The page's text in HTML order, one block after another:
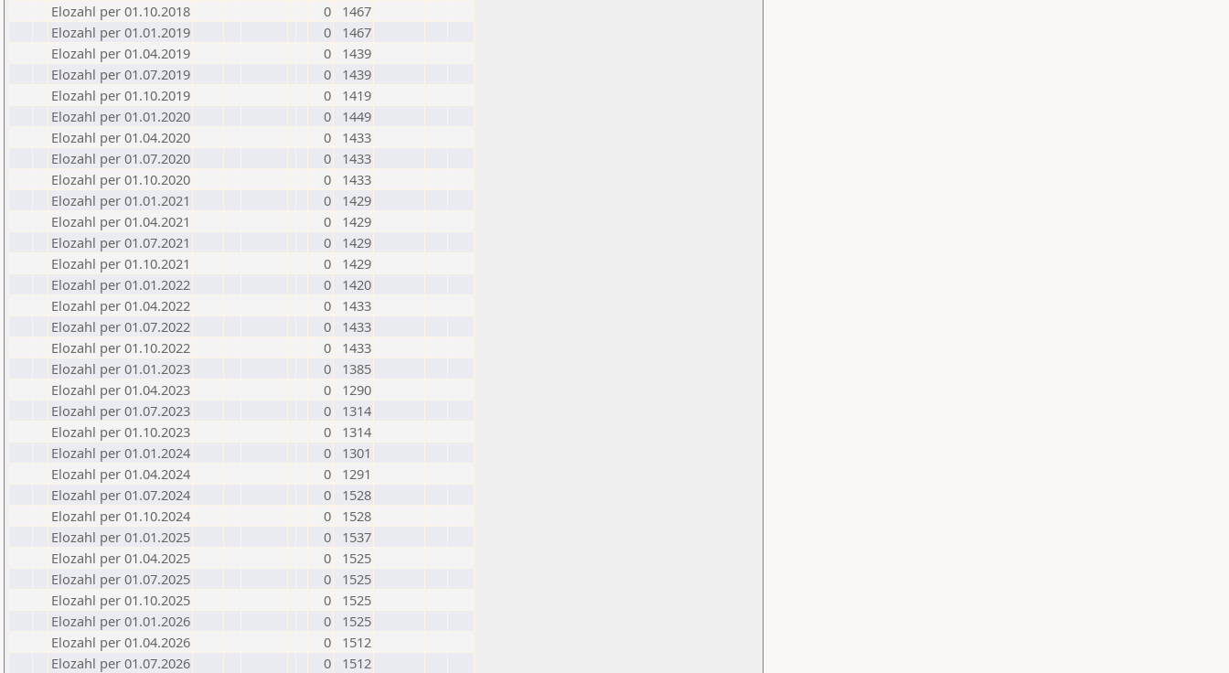
Elozahl per 01.10.2018
0
1467
Elozahl per 01.01.2019
0
1467
Elozahl per 01.04.2019
0
1439
Elozahl per 01.07.2019
0
1439
Elozahl per 01.10.2019
0
1419
Elozahl per 01.01.2020
0
1449
Elozahl per 01.04.2020
0
1433
Elozahl per 01.07.2020
0
1433
Elozahl per 01.10.2020
0
1433
Elozahl per 01.01.2021
0
1429
Elozahl per 01.04.2021
0
1429
Elozahl per 01.07.2021
0
1429
Elozahl per 01.10.2021
0
1429
Elozahl per 01.01.2022
0
1420
Elozahl per 01.04.2022
0
1433
Elozahl per 01.07.2022
0
1433
Elozahl per 01.10.2022
0
1433
Elozahl per 01.01.2023
0
1385
Elozahl per 01.04.2023
0
1290
Elozahl per 01.07.2023
0
1314
Elozahl per 01.10.2023
0
1314
Elozahl per 01.01.2024
0
1301
Elozahl per 01.04.2024
0
1291
Elozahl per 01.07.2024
0
1528
Elozahl per 01.10.2024
0
1528
Elozahl per 01.01.2025
0
1537
Elozahl per 01.04.2025
0
1525
Elozahl per 01.07.2025
0
1525
Elozahl per 01.10.2025
0
1525
Elozahl per 01.01.2026
0
1525
Elozahl per 01.04.2026
0
1512
Elozahl per 01.07.2026
0 1512